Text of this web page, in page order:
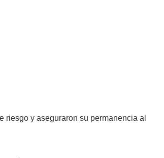
riesgo y aseguraron su permanencia al